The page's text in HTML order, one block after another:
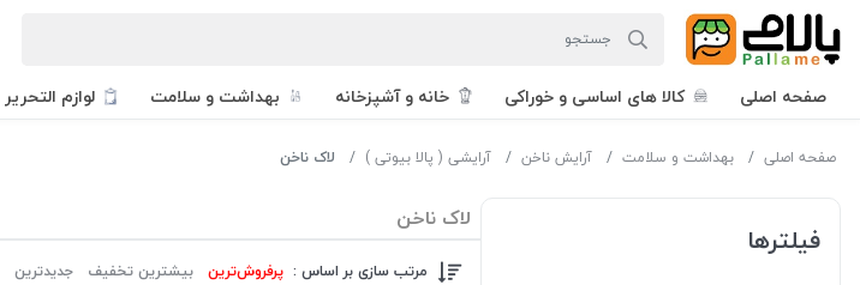
صفحه اصلی کالا های اساسی و خوراکی خانه و آشپزخانه بهداشت و سلامت لوازم التحریر
صفحه اصلی بهداشت و سلامت آرایش ناخن آرایشی ( پالا بیوتی ) لاک ناخن
فیلترها
لاک ناخن
مرتب سازی بر اساس : پرفروش‌ترین‌ بیشترین تخفیف جدیدترین